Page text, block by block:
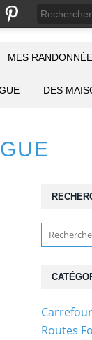
MES
DES
Routes